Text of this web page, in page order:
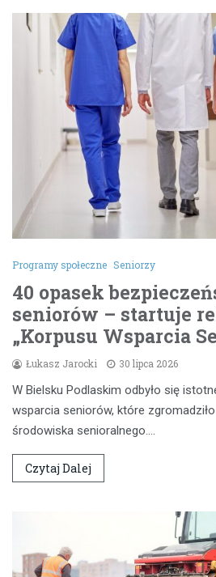
Programy społeczne Seniorzy
40 opasek
seniorów – startuje
„Korpusu Wsparcia
Łukasz Jarocki 30 lipca 2026
W Bielsku Podlaskim odbyło się
wsparcia seniorów, które
środowiska senioralnego.…
Czytaj Dalej